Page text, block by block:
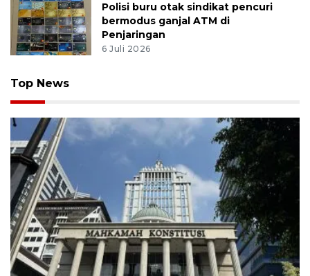
Polisi buru otak sindikat pencuri
bermodus ganjal ATM di
Penjaringan
6 Juli 2026
Top News